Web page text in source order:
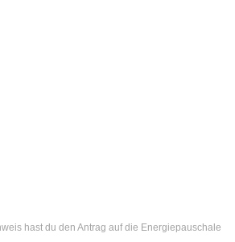
hast du den Antrag auf die Energiepauschale